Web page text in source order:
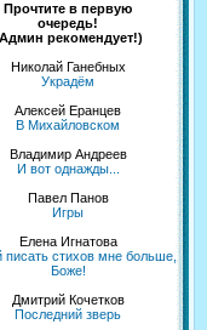
Прочтите в первую
очередь!
рекомендует!)
Николай Ганебных
Украдём
Алексей Еранцев
В Михайловском
Владимир Андреев
И вот однажды...
Павел Панов
Игры
Елена Игнатова
писать стихов мне больше,
Боже!
Дмитрий Кочетков
Последний зверь